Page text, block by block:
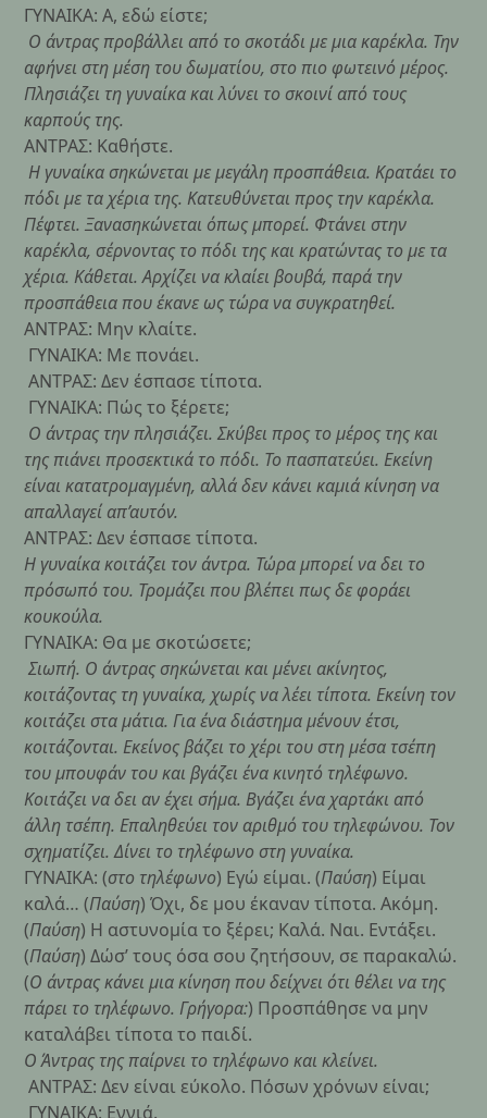
ΓΥΝΑΙΚΑ: Α, εδώ είστε;
Ο άντρας προβάλλει από το σκοτάδι με μια καρέκλα. Την
αφήνει στη μέση του δωματίου, στο πιο φωτεινό μέρος.
Πλησιάζει τη γυναίκα και λύνει το σκοινί από τους
καρπούς της.
ΑΝΤΡΑΣ: Καθήστε.
Η γυναίκα σηκώνεται με μεγάλη προσπάθεια. Κρατάει το
πόδι με τα χέρια της. Κατευθύνεται προς την καρέκλα.
Πέφτει. Ξανασηκώνεται όπως μπορεί. Φτάνει στην
καρέκλα, σέρνοντας το πόδι της και κρατώντας το με τα
χέρια. Κάθεται. Αρχίζει να κλαίει βουβά, παρά την
προσπάθεια που έκανε ως τώρα να συγκρατηθεί.
ΑΝΤΡΑΣ: Μην κλαίτε.
ΓΥΝΑΙΚΑ: Με πονάει.
ΑΝΤΡΑΣ: Δεν έσπασε τίποτα.
ΓΥΝΑΙΚΑ: Πώς το ξέρετε;
Ο άντρας την πλησιάζει. Σκύβει προς το μέρος της και
της πιάνει προσεκτικά το πόδι. Το πασπατεύει. Εκείνη
είναι κατατρομαγμένη, αλλά δεν κάνει καμιά κίνηση να
απαλλαγεί απ’αυτόν.
ΑΝΤΡΑΣ: Δεν έσπασε τίποτα.
Η γυναίκα κοιτάζει τον άντρα. Τώρα μπορεί να δει το
πρόσωπό του. Τρομάζει που βλέπει πως δε φοράει
κουκούλα.
ΓΥΝΑΙΚΑ: Θα με σκοτώσετε;
Σιωπή. Ο άντρας σηκώνεται και μένει ακίνητος,
κοιτάζοντας τη γυναίκα, χωρίς να λέει τίποτα. Εκείνη τον
κοιτάζει στα μάτια. Για ένα διάστημα μένουν έτσι,
κοιτάζονται. Εκείνος βάζει το χέρι του στη μέσα τσέπη
του μπουφάν του και βγάζει ένα κινητό τηλέφωνο.
Κοιτάζει να δει αν έχει σήμα. Βγάζει ένα χαρτάκι από
άλλη τσέπη. Επαληθεύει τον αριθμό του τηλεφώνου. Τον
σχηματίζει. Δίνει το τηλέφωνο στη γυναίκα.
ΓΥΝΑΙΚΑ: (στο τηλέφωνο) Εγώ είμαι. (Παύση) Είμαι
καλά… (Παύση) Όχι, δε μου έκαναν τίποτα. Ακόμη.
(Παύση) Η αστυνομία το ξέρει; Καλά. Ναι. Εντάξει.
(Παύση) Δώσ’ τους όσα σου ζητήσουν, σε παρακαλώ.
(Ο άντρας κάνει μια κίνηση που δείχνει ότι θέλει να της
πάρει το τηλέφωνο. Γρήγορα:) Προσπάθησε να μην
καταλάβει τίποτα το παιδί.
Ο Άντρας της παίρνει το τηλέφωνο και κλείνει.
ΑΝΤΡΑΣ: Δεν είναι εύκολο. Πόσων χρόνων είναι;
ΓΥΝΑΙΚΑ: Εννιά.